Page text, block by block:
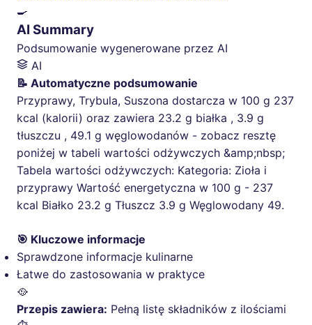
🍳
AI Summary
Podsumowanie wygenerowane przez AI
AI
📝 Automatyczne podsumowanie
Przyprawy, Trybula, Suszona dostarcza w 100 g 237
kcal (kalorii) oraz zawiera 23.2 g białka , 3.9 g
tłuszczu , 49.1 g węglowodanów - zobacz resztę
poniżej w tabeli wartości odżywczych &amp;nbsp;
Tabela wartości odżywczych: Kategoria: Zioła i
przyprawy Wartość energetyczna w 100 g - 237
kcal Białko 23.2 g Tłuszcz 3.9 g Węglowodany 49.
🎯 Kluczowe informacje
Sprawdzone informacje kulinarne
Łatwe do zastosowania w praktyce
🥘
Przepis zawiera: Pełną listę składników z ilościami